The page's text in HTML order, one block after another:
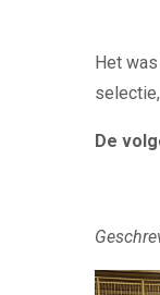
Het
De